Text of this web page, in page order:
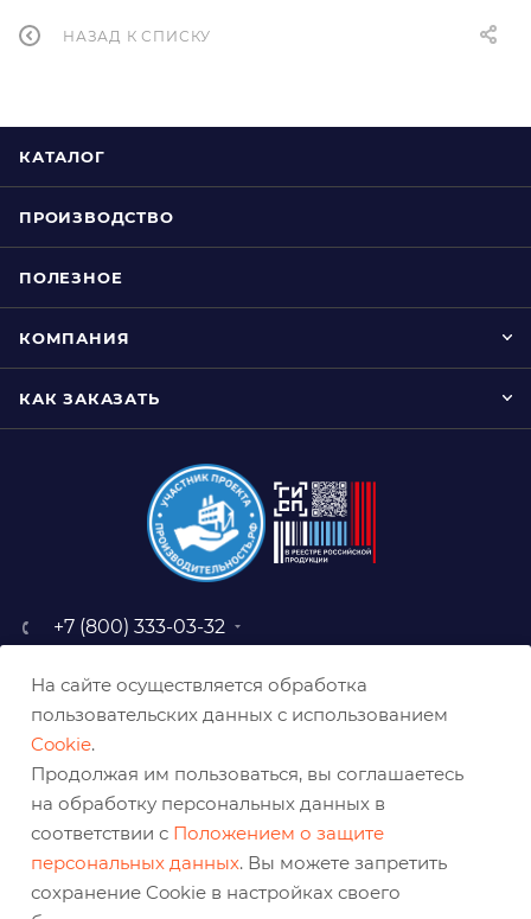
НАЗАД К СПИСКУ
КАТАЛОГ
ПРОИЗВОДСТВО
ПОЛЕЗНОЕ
КОМПАНИЯ
КАК ЗАКАЗАТЬ
+7 (800) 333-03-32
baz@belabraziv.ru
308009, Россия, г. Белгород,
На сайте осуществляется обработка
пользовательских данных с использованием
Cookie.
Продолжая им пользоваться, вы соглашаетесь
на обработку персональных данных в
соответствии с Положением о защите
персональных данных. Вы можете запретить
сохранение Cookie в настройках своего